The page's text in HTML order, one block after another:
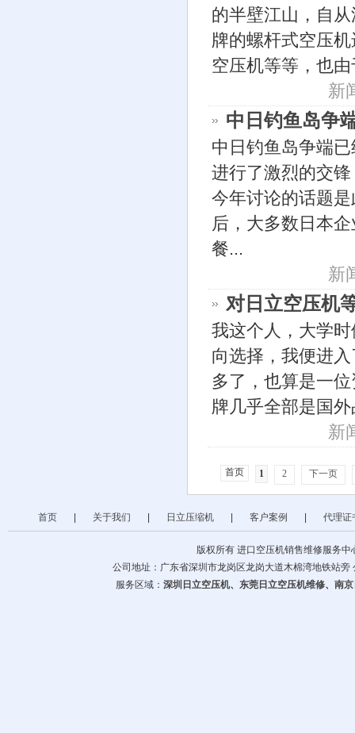
的半壁江山，自
牌的螺杆式空压
空压机等等，也
新
中日钓鱼岛争
中日钓鱼岛争端
进行了激烈的交
今年讨论的话题
后，大多数日本
餐...
新
对日立空压机
我这个人，大学
向选择，我便进
多了，也算是一
牌几乎全部是国
新
首页 1 2 下一页
首页 关于我们 日立压缩机 客户案例 代理证
版权所有 进口空压机销售维修服务
公司地址：广东省深圳市龙岗区龙岗大道木棉湾地铁站
服务区域： 深圳日立空压机、 东莞日立空压机维修、 南